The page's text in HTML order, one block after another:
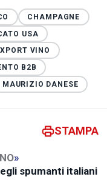
CHAMPAGNE
USA
VINO
B2B
MAURIZIO DANESE
STAMPA
»
spumanti italiani